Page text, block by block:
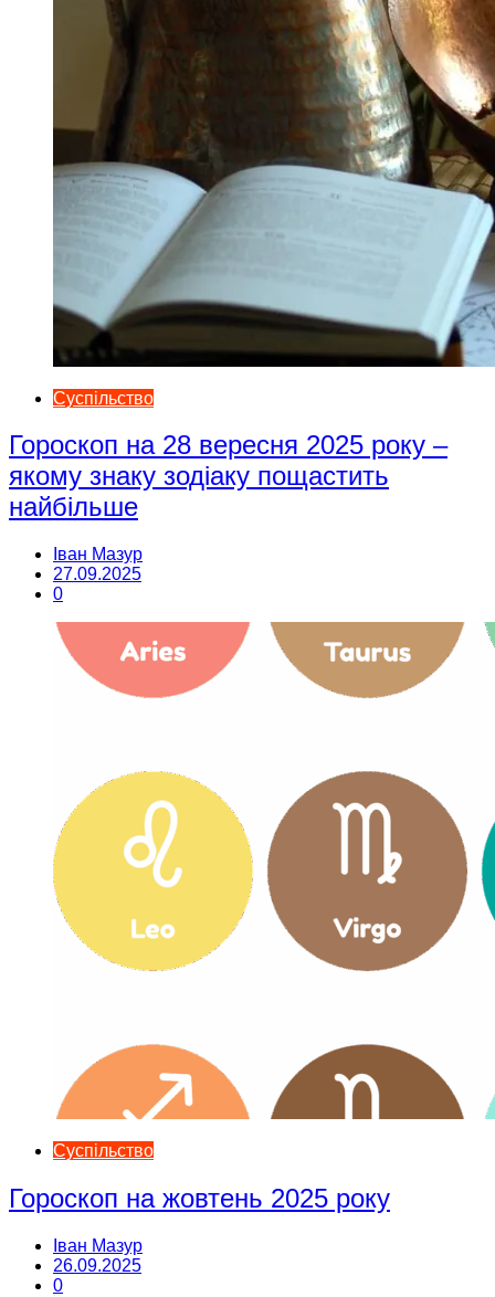
Суспільство
Гороскоп на 28 вересня 2025 року –
якому знаку зодіаку пощастить
найбільше
Іван Мазур
27.09.2025
0
Суспільство
Гороскоп на жовтень 2025 року
Іван Мазур
26.09.2025
0